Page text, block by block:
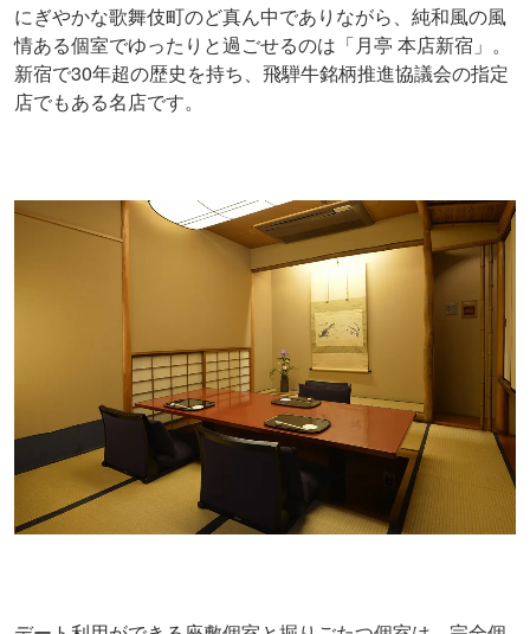
にぎやかな歌舞伎町のど真ん中でありながら、純和風の風
情ある個室でゆったりと過ごせるのは「月亭 本店新宿」。
新宿で30年超の歴史を持ち、飛騨牛銘柄推進協議会の指定
店でもある名店です。